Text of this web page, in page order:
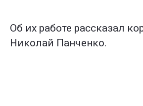
Об их работе рассказал
Николай Панченко.